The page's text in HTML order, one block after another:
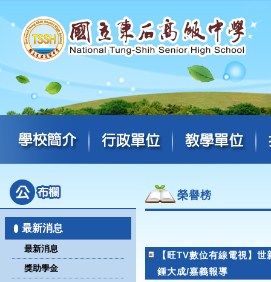
最新消息
最新消息
獎助學金
榮譽榜
【旺TV數位有線電視】
鍾大成/嘉義報導